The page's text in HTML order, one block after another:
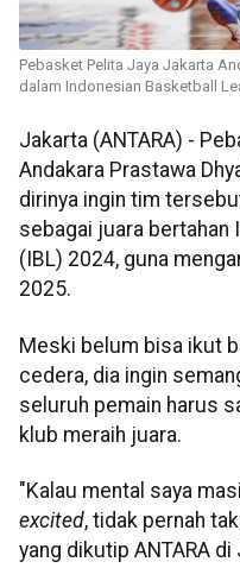
Pebasket Pelita Jaya Jakarta
dalam Indonesian Basketball
Jakarta (ANTARA) -
Andakara Prastawa
dirinya ingin tim
sebagai juara bertahan
(IBL) 2024, guna
2025.
Meski belum bisa ikut
cedera, dia ingin
seluruh pemain harus
klub meraih juara.
"Kalau mental saya
excited, tidak pernah
yang dikutip ANTARA di